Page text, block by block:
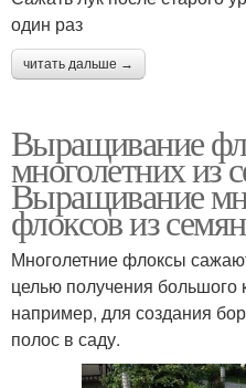
один раз
читать дальше →
Выращивание
многолетних из
Выращивание
флоксов из семян
Многолетние флоксы
целью получения большого
например, для создания
полос в саду.